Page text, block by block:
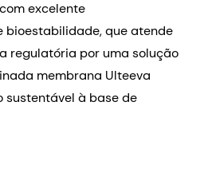
excelente
que atende
regulatória por uma solução
membrana Ulteeva
sustentável à base de